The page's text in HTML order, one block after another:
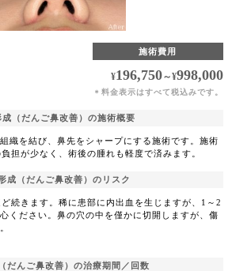
施術費用
¥196,750～¥998,000
＊ 料金表示はすべて税込みです。
成（だんご鼻改善）の施術概要
織を結び、鼻先をシャープにする施術です。施術
担が少なく、術後の腫れも軽度で済みます。
成（だんご鼻改善）のリスク
続きます。稀に患部に内出血を生じますが、1～2
ください。鼻の穴の中を僅かに切開しますが、傷
だんご鼻改善）の治療期間／回数